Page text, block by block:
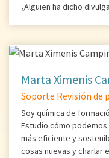
¿Alguien ha dicho
Marta Ximenis
Soporte Revisión de
Soy química de
Estudio cómo
más eficiente y
cosas nuevas y charlar